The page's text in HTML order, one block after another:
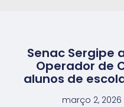
Senac Sergipe
Operador de
alunos de
março 2, 2026